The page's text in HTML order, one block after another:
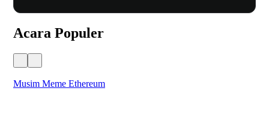
Acara Populer
Musim Meme Ethereum